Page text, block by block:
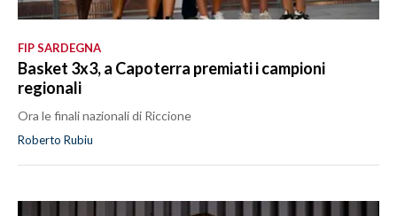
FIP SARDEGNA
Basket 3x3, a Capoterra premiati i campioni
regionali
Ora le finali nazionali di Riccione
Roberto Rubiu